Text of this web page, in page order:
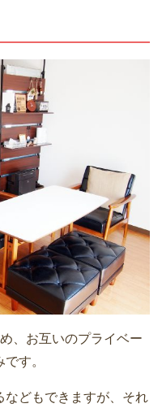
、お互いのプライベー
す。
などもできますが、それ